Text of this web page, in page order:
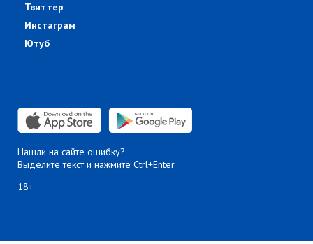
Твиттер
Инстаграм
Ютуб
Нашли на сайте ошибку?
Выделите текст и нажмите Ctrl+Enter
18+